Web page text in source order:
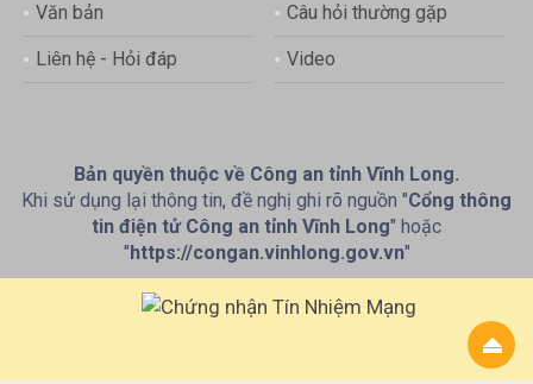
Văn bản Câu hỏi thường gặp
Liên hệ - Hỏi đáp Video
Bản quyền thuộc về Công an tỉnh Vĩnh Long.
Khi sử dụng lại thông tin, đề nghị ghi rõ nguồn "Cổng thông
tin điện tử Công an tỉnh Vĩnh Long" hoặc
"https://congan.vinhlong.gov.vn"